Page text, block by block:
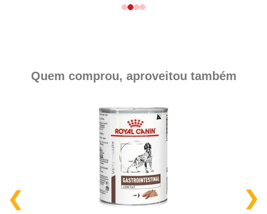
Quem comprou, aproveitou também